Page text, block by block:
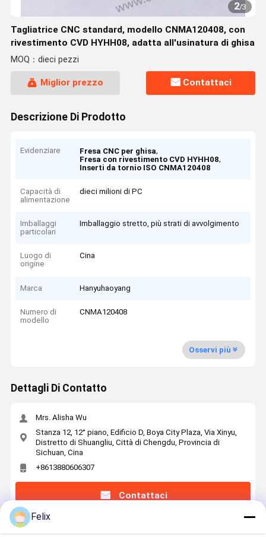
2/3
Tagliatrice CNC standard, modello CNMA120408, con
rivestimento CVD HYHH08, adatta all'usinatura di ghisa
MOQ：dieci pezzi
Miglior prezzo Contattaci
Descrizione Di Prodotto
Evidenziare Fresa CNC per ghisa,
Fresa con rivestimento CVD HYHH08,
Inserti da tornio ISO CNMA120408
Capacità di
alimentazione
dieci milioni di PC
Imballaggi
particolari
Imballaggio stretto, più strati di avvolgimento
Luogo di
origine
Cina
Marca Hanyuhaoyang
Numero di
modello
CNMA120408
Osservi più
Dettagli Di Contatto
Mrs. Alisha Wu
Stanza 12, 12° piano, Edificio D, Boya City Plaza, Via Xinyu,
Distretto di Shuangliu, Città di Chengdu, Provincia di
Sichuan, Cina
+8613880606307
Contattaci
Felix